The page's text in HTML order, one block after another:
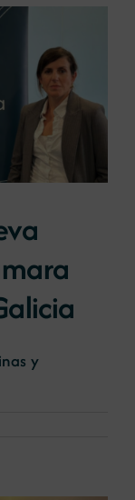
y